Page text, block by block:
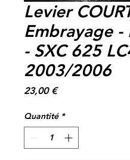
Levier
Embrayage -
- SXC 625
2003/2006
23,00 €Prix
Quantité *